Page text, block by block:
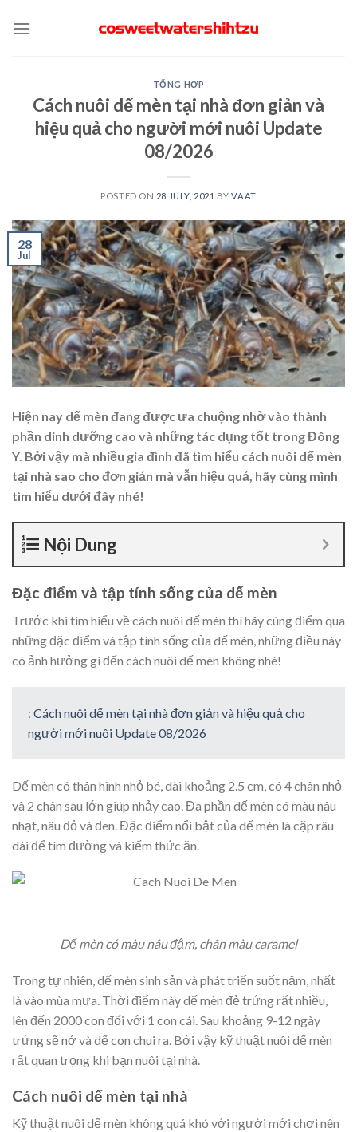
TỔNG HỢP
Cách nuôi dế mèn tại nhà đơn giản và
hiệu quả cho người mới nuôi Update
08/2026
POSTED ON 28 JULY, 2021 BYVAAT
28
Jul
Hiện nay dế mèn đang được ưa chuộng nhờ vào thành
phần dinh dưỡng cao và những tác dụng tốt trong Đông
Y. Bởi vậy mà nhiều gia đình đã tìm hiểu cách nuôi dế mèn
tại nhà sao cho đơn giản mà vẫn hiệu quả, hãy cùng mình
tìm hiểu dưới đây nhé!
Nội Dung
Đặc điểm và tập tính sống của dế mèn
Trước khi tìm hiểu về cách nuôi dế mèn thì hãy cùng điểm qua
những đặc điểm và tập tính sống của dế mèn, những điều này
có ảnh hưởng gì đến cách nuôi dế mèn không nhé!
: Cách nuôi dế mèn tại nhà đơn giản và hiệu quả cho
người mới nuôi Update 08/2026
Dế mèn có thân hình nhỏ bé, dài khoảng 2.5 cm, có 4 chân nhỏ
và 2 chân sau lớn giúp nhảy cao. Đa phần dế mèn có màu nâu
nhạt, nâu đỏ và đen. Đặc điểm nổi bật của dế mèn là cặp râu
dài để tìm đường và kiếm thức ăn.
Dế mèn có màu nâu đậm, chân màu caramel
Trong tự nhiên, dế mèn sinh sản và phát triển suốt năm, nhất
là vào mùa mưa. Thời điểm này dế mèn đẻ trứng rất nhiều,
lên đến 2000 con đối với 1 con cái. Sau khoảng 9-12 ngày
trứng sẽ nở và dế con chui ra. Bởi vậy kỹ thuật nuôi dế mèn
rất quan trọng khi bạn nuôi tại nhà.
Cách nuôi dế mèn tại nhà
Kỹ thuật nuôi dế mèn không quá khó với người mới chơi nên